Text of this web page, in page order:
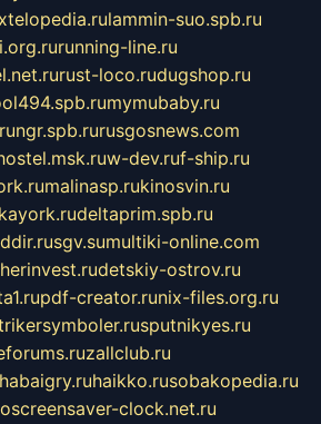
lammin-suo.spb.ru
running-line.ru
rust-loco.rudugshop.ru
mymubaby.ru
ngr.spb.rurusgosnews.com
w-dev.ruf-ship.ru
malinasp.rukinosvin.ru
deltaprim.spb.ru
sgv.sumultiki-online.com
detskiy-ostrov.ru
pdf-creator.runix-files.org.ru
sputnikyes.ru
zallclub.ru
habaigry.ruhaikko.rusobakopedia.ru
screensaver-clock.net.ru